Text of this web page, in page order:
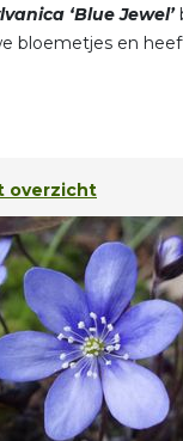
‘Blue Jewel’
bloemetjes en
overzicht